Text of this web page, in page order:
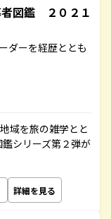
図鑑 ２０２１
ダーを経歴ととも
域を旅の雑学とと
シリーズ第２弾が
詳細を見る